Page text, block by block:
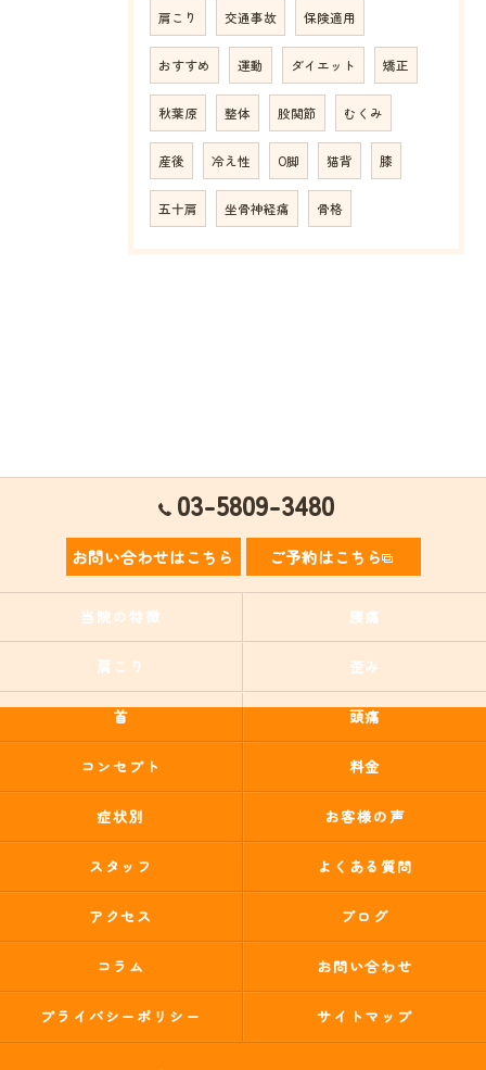
肩こり 交通事故 保険適用
おすすめ 運動 ダイエット 矯正
秋葉原 整体 股関節 むくみ
産後 冷え性 O脚 猫背 膝
五十肩 坐骨神経痛 骨格
03-5809-3480
お問い合わせはこちら ご予約はこちら
当院の特徴 腰痛
肩こり 歪み
首 頭痛
コンセプト 料金
症状別 お客様の声
スタッフ よくある質問
アクセス ブログ
コラム お問い合わせ
プライバシーポリシー サイトマップ